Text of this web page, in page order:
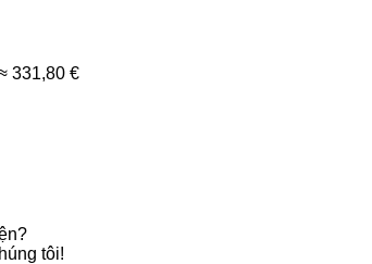
331,80 €
tôi!